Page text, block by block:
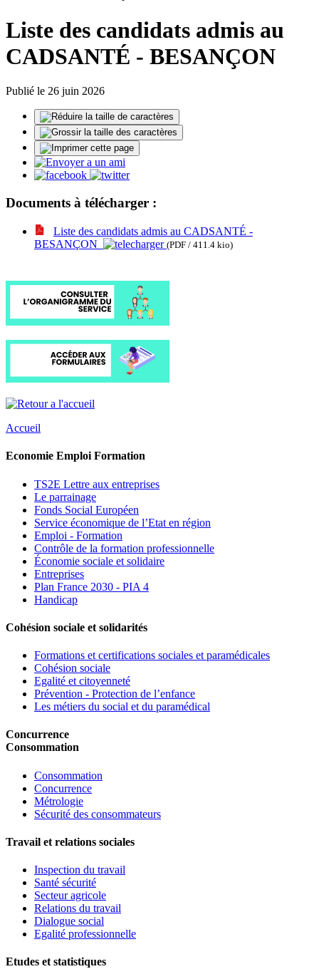
Liste des candidats admis au
CADSANTÉ - BESANÇON
Publié le 26 juin 2026
Documents à télécharger :
Liste des candidats admis au CADSANTÉ -
BESANÇON
(PDF / 411.4 kio)
Accueil
Economie Emploi Formation
TS2E Lettre aux entreprises
Le parrainage
Fonds Social Européen
Service économique de l’Etat en région
Emploi - Formation
Contrôle de la formation professionnelle
Économie sociale et solidaire
Entreprises
Plan France 2030 - PIA 4
Handicap
Cohésion sociale et solidarités
Formations et certifications sociales et paramédicales
Cohésion sociale
Egalité et citoyenneté
Prévention - Protection de l’enfance
Les métiers du social et du paramédical
Concurrence
Consommation
Consommation
Concurrence
Métrologie
Sécurité des consommateurs
Travail et relations sociales
Inspection du travail
Santé sécurité
Secteur agricole
Relations du travail
Dialogue social
Egalité professionnelle
Etudes et statistiques